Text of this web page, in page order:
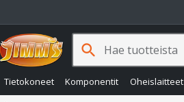
Tietokoneet Komponentit Oheislaitteet
search